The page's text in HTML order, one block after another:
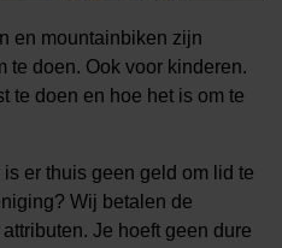
en mountainbiken zijn
te doen. Ook voor kinderen.
te doen en hoe het is om te
er thuis geen geld om lid te
Wij betalen de
Je hoeft geen dure